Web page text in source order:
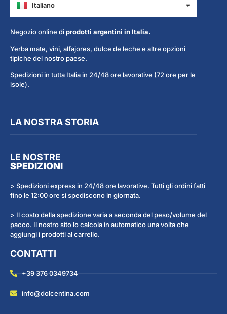
Italiano
Español
Negozio online diprodotti argentini in Italia.
Yerba mate, vini, alfajores, dulce de leche e altre opzioni
tipiche del nostro paese.
Spedizioni in tutta Italia in 24/48 ore lavorative (72 ore per le
isole).
LA NOSTRA STORIA
LE NOSTRE
SPEDIZIONI
> Spedizioni express in 24/48 ore lavorative. Tutti gli ordini fatti
fino le 12:00 ore si spediscono in giornata.
> Il costo della spedizione varia a seconda del peso/volume del
pacco. Il nostro sito lo calcola in automatico una volta che
aggiungi i prodotti al carrello.
CONTATTI
+39 376 0349734
info@dolcentina.com